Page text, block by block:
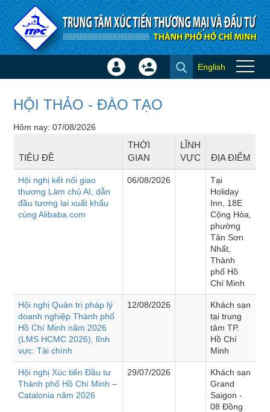
Truy cập nội dung luôn
Sự kiện
Đăng
Tạo
English
HỘI THẢO - ĐÀO TẠO
Hôm nay: 07/08/2026
TIÊU ĐỀ
THỜI
GIAN
LĨNH
VỰC
ĐỊA ĐIỂM
Hội nghị kết nối giao
thương Làm chủ AI, dẫn
đầu tương lai xuất khẩu
cùng Alibaba.com
06/08/2026
Tại
Holiday
Inn, 18E
Cộng Hòa,
phường
Tân Sơn
Nhất,
Thành
phố Hồ
Chí Minh
Hội nghị Quản trị pháp lý
doanh nghiệp Thành phố
Hồ Chí Minh năm 2026
(LMS HCMC 2026), lĩnh
vực: Tài chính
12/08/2026
Khách sạn
tại trung
tâm TP.
Hồ Chí
Minh
Hội nghị Xúc tiến Đầu tư
Thành phố Hồ Chí Minh –
Catalonia năm 2026
29/07/2026
Khách sạn
Grand
Saigon -
08 Đồng